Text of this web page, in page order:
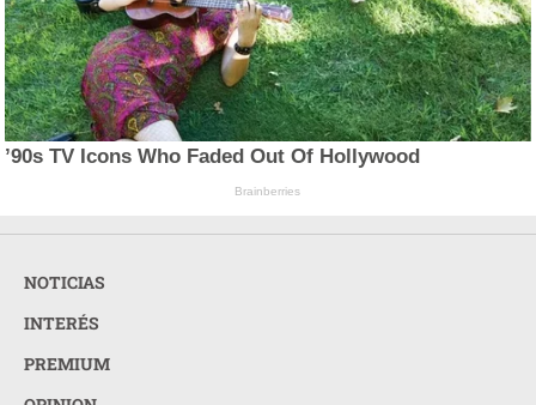
’90s TV Icons Who Faded Out Of Hollywood
Brainberries
NOTICIAS
INTERÉS
PREMIUM